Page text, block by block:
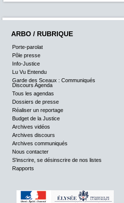
ARBO / RUBRIQUE
Porte-parolat
Pôle presse
Info-Justice
Lu Vu Entendu
Garde des Sceaux : Communiqués
Discours Agenda
Tous les agendas
Dossiers de presse
Réaliser un reportage
Budget de la Justice
Archives vidéos
Archives discours
Archives communiqués
Nous contacter
S'inscrire, se désinscrire de nos listes
Rapports